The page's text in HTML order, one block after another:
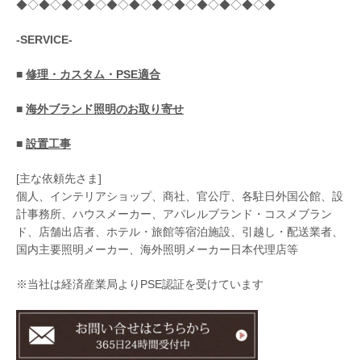
◆◇◆◇◆◇◆◇◆◇◆◇◆◇◆◇◆◇◆◇◆◇◆
-SERVICE-
■ 修理・カスタム・PSE適合
■ 海外ブランド照明のお取り寄せ
■ 設置工事
[主な依頼先さま]
個人、インテリアショップ、商社、官公庁、各駐日外国公館、設
計事務所、ハウスメーカー、アパレルブランド・コスメブラン
ド、店舗出店者、ホテル・旅館等宿泊施設、引越し・配送業者、
国内主要照明メーカー、海外照明メーカー日本代理店等
※当社は経済産業局よりPSE認証を受けています